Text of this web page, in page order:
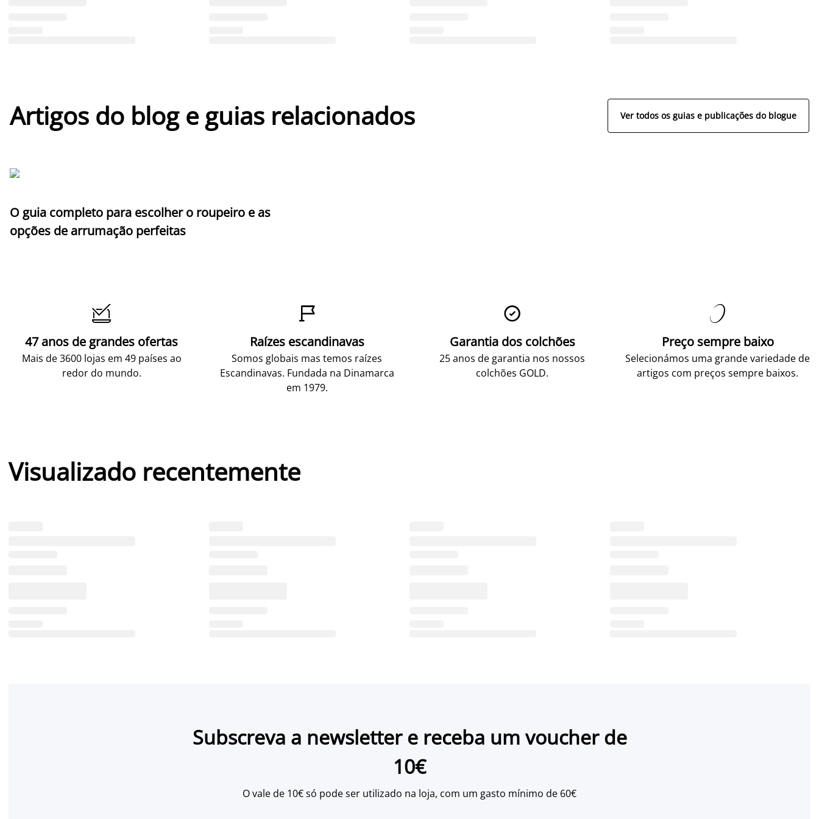
Artigos do blog e guias relacionados Ver todos os guias e publicações do blogue
O guia completo para escolher o roupeiro e as
opções de arrumação perfeitas

47 anos de grandes ofertas
Mais de 3600 lojas em 49 países ao
redor do mundo.

Raízes escandinavas
Somos globais mas temos raízes
Escandinavas. Fundada na Dinamarca
em 1979.

Garantia dos colchões
25 anos de garantia nos nossos
colchões GOLD.

Preço sempre baixo
Selecionámos uma grande variedade de
artigos com preços sempre baixos.
Visualizado recentemente
Subscreva a newsletter e receba um voucher de
10€
O vale de 10€ só pode ser utilizado na loja, com um gasto mínimo de 60€